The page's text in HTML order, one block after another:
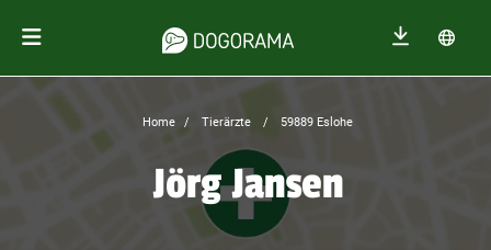
Home Tierärzte 59889 Eslohe
Jörg Jansen